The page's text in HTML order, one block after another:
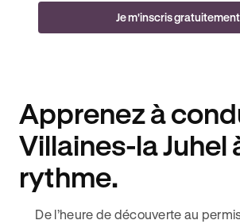
Je m'inscris gratuitement
Apprenez à
Villaines-la Juhel
rythme.
De l’heure de découverte au